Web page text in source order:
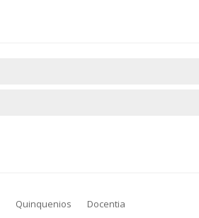
Quinquenios Docentia